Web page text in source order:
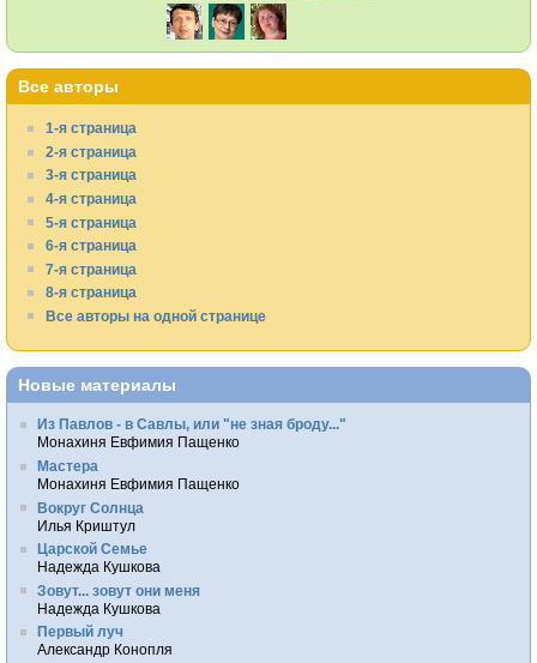
Все авторы
1-я страница
2-я страница
3-я страница
4-я страница
5-я страница
6-я страница
7-я страница
8-я страница
Все авторы на одной странице
Новые материалы
Из Павлов - в Савлы, или "не зная броду..."
Монахиня Евфимия Пащенко
Мастера
Монахиня Евфимия Пащенко
Вокруг Солнца
Илья Криштул
Царской Семье
Надежда Кушкова
Зовут... зовут они меня
Надежда Кушкова
Первый луч
Александр Конопля